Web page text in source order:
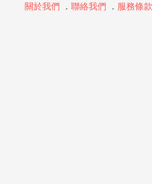
關於我們 ． 聯絡我們 ． 服務條款